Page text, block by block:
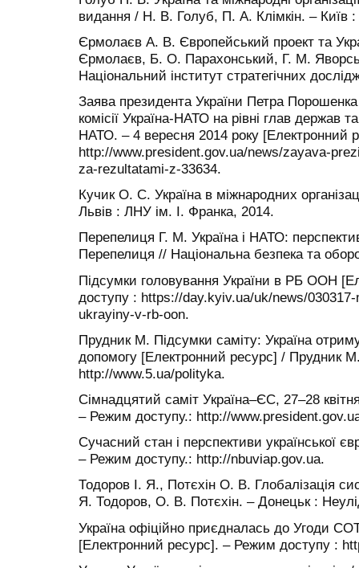
видання / Н. В. Голуб, П. А. Клімкін. – Київ
Єрмолаєв А. В. Європейський проект та
Єрмолаєв, Б. О. Парахонський, Г. М.
Національний інститут стратегічних
Заява президента України Петра
комісії Україна-НАТО на рівні глав держав
НАТО. – 4 вересня 2014 року [Електронний
http://www.president.gov.ua/news/zayava-
za-rezultatami-z-33634.
Кучик О. С. Україна в міжнародних
Львів : ЛНУ ім. І. Франка, 2014.
Перепелиця Г. М. Україна і НАТО:
Перепелиця // Національна безпека та
Підсумки головування України в РБ ООН
доступу : https://day.kyiv.ua/uk/news/
ukrayiny-v-rb-oon.
Прудник М. Підсумки саміту: Україна
допомогу [Електронний ресурс] / Прудник
http://www.5.ua/polityka.
Сімнадцятий саміт Україна–ЄС, 27–28
– Режим доступу.: http://
Сучасний стан і перспективи української
– Режим доступу.: http://nbuviap.gov.ua.
Тодоров І. Я., Потєхін О. В. Глобалізація
Я. Тодоров, О. В. Потєхін. – Донецьк :
Україна офіційно приєдналась до Угоди
[Електронний ресурс]. – Режим доступу :